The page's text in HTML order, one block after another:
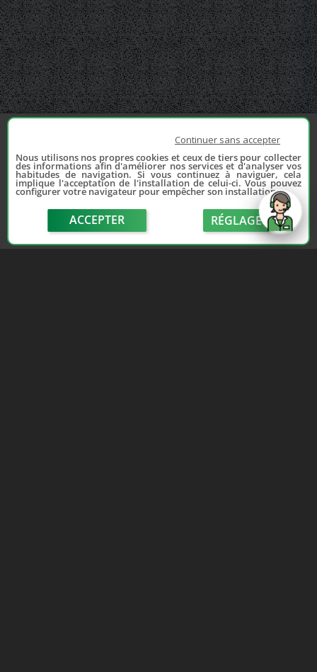
Continuer sans accepter
Nous utilisons nos propres cookies et ceux de tiers pour collecter
des informations afin d'améliorer nos services et d'analyser vos
habitudes de navigation. Si vous continuez à naviguer, cela
implique l'acceptation de l'installation de celui-ci. Vous pouvez
configurer votre navigateur pour empêcher son installation.
ACCEPTER RÉGLAGE